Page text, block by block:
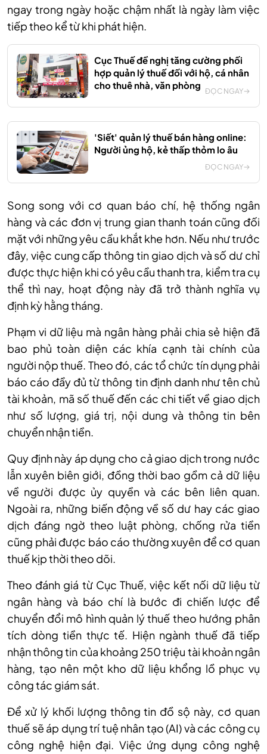
ngay trong ngày hoặc chậm nhất là ngày làm việc
tiếp theo kể từ khi phát hiện.
Cục Thuế đề nghị tăng cường phối
hợp quản lý thuế đối với hộ, cá nhân
cho thuê nhà, văn phòng
ĐỌC NGAY
'Siết' quản lý thuế bán hàng online:
Người ủng hộ, kẻ thấp thỏm lo âu
ĐỌC NGAY
Song song với cơ quan báo chí, hệ thống ngân
hàng và các đơn vị trung gian thanh toán cũng đối
mặt với những yêu cầu khắt khe hơn. Nếu như trước
đây, việc cung cấp thông tin giao dịch và số dư chỉ
được thực hiện khi có yêu cầu thanh tra, kiểm tra cụ
thể thì nay, hoạt động này đã trở thành nghĩa vụ
định kỳ hằng tháng.
Phạm vi dữ liệu mà ngân hàng phải chia sẻ hiện đã
bao phủ toàn diện các khía cạnh tài chính của
người nộp thuế. Theo đó, các tổ chức tín dụng phải
báo cáo đầy đủ từ thông tin định danh như tên chủ
tài khoản, mã số thuế đến các chi tiết về giao dịch
như số lượng, giá trị, nội dung và thông tin bên
chuyển nhận tiền.
Quy định này áp dụng cho cả giao dịch trong nước
lẫn xuyên biên giới, đồng thời bao gồm cả dữ liệu
về người được ủy quyền và các bên liên quan.
Ngoài ra, những biến động về số dư hay các giao
dịch đáng ngờ theo luật phòng, chống rửa tiền
cũng phải được báo cáo thường xuyên để cơ quan
thuế kịp thời theo dõi.
Theo đánh giá từ Cục Thuế, việc kết nối dữ liệu từ
ngân hàng và báo chí là bước đi chiến lược để
chuyển đổi mô hình quản lý thuế theo hướng phân
tích dòng tiền thực tế. Hiện ngành thuế đã tiếp
nhận thông tin của khoảng 250 triệu tài khoản ngân
hàng, tạo nên một kho dữ liệu khổng lồ phục vụ
công tác giám sát.
Để xử lý khối lượng thông tin đồ sộ này, cơ quan
thuế sẽ áp dụng trí tuệ nhân tạo (AI) và các công cụ
công nghệ hiện đại. Việc ứng dụng công nghệ